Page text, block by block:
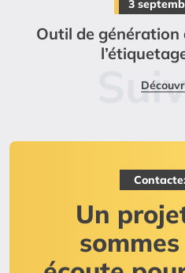
3
Outil de génération
Un